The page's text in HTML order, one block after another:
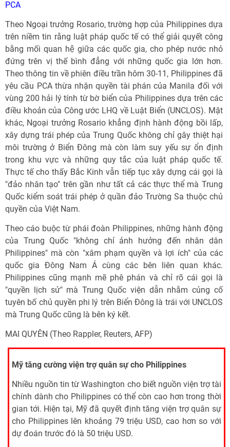
PCA
Theo Ngoại trưởng Rosario, trường hợp của Philippines dựa
trên niềm tin rằng luật pháp quốc tế có thể giải quyết công
bằng mối quan hệ giữa các quốc gia, cho phép nước nhỏ
đứng trên vị thế bình đẳng với những quốc gia lớn hơn.
Theo thông tin về phiên điều trần hôm 30-11, Philippines đã
yêu cầu PCA thừa nhận quyền tài phán của Manila đối với
vùng 200 hải lý tính từ bờ biển của Philippines dựa trên các
điều khoản của Công ước LHQ về Luật Biển (UNCLOS). Mặt
khác, Ngoại trưởng Rosario khẳng định hành động bồi lấp,
xây dựng trái phép của Trung Quốc không chỉ gây thiệt hại
môi trường ở Biển Đông mà còn làm suy yếu sự ổn định
trong khu vực và những quy tắc của luật pháp quốc tế.
Thực tế cho thấy Bắc Kinh vẫn tiếp tục xây dựng cái gọi là
"đảo nhân tạo" trên gần như tất cả các thực thể mà Trung
Quốc kiểm soát trái phép ở quần đảo Trường Sa thuộc chủ
quyền của Việt Nam.
Theo cáo buộc từ phái đoàn Philippines, những hành động
của Trung Quốc "không chỉ ảnh hưởng đến nhân dân
Philippines" mà còn "xâm phạm quyền và lợi ích" của các
quốc gia Đông Nam Á cùng các bên liên quan khác.
Philippines cũng mạnh mẽ phê phán và chỉ rõ cái gọi là
"quyền lịch sử" mà Trung Quốc viện dẫn nhằm củng cố
tuyên bố chủ quyền phi lý trên Biển Đông là trái với UNCLOS
mà Trung Quốc cũng là bên ký kết.
MAI QUYÊN (Theo Rappler, Reuters, AFP)
Mỹ tăng cường viện trợ quân sự cho Philippines
Nhiều nguồn tin từ Washington cho biết nguồn viện trợ tài
chính dành cho Philippines có thể còn cao hơn trong thời
gian tới. Hiện tại, Mỹ đã quyết định tăng viện trợ quân sự
cho Philippines lên khoảng 79 triệu USD, cao hơn so với
dự đoán trước đó là 50 triệu USD.